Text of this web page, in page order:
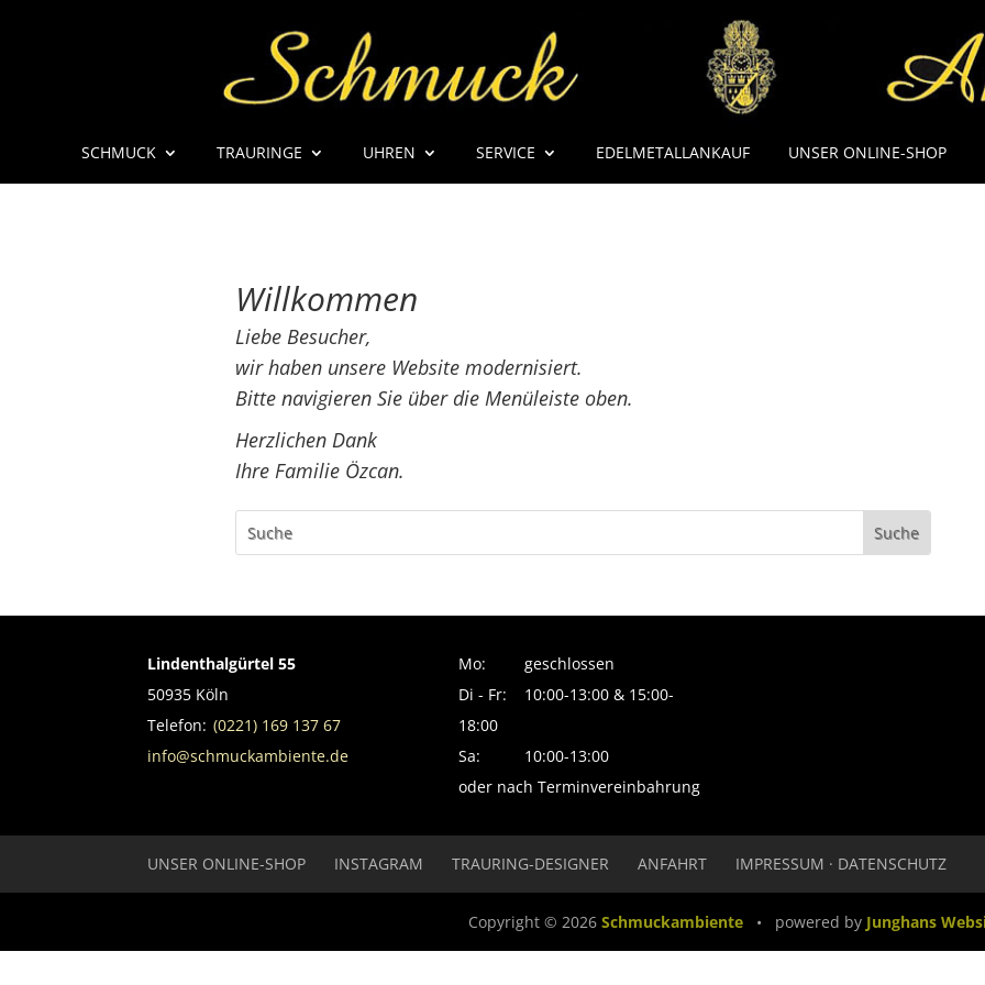
SCHMUCK TRAURINGE UHREN SERVICE EDELMETALLANKAUF UNSER ONLINE-SHOP
Willkommen
Liebe Besucher,
wir haben unsere Website modernisiert.
Bitte navigieren Sie über die Menüleiste oben.
Herzlichen Dank
Ihre Familie Özcan.
Lindenthalgürtel 55
50935 Köln
Telefon: (0221) 169 137 67
info@schmuckambiente.de
Mo:
geschlossen
Di - Fr:
10:00-13:00 & 15:00-
18:00
Sa:
10:00-13:00
oder nach Terminvereinbahrung
UNSER ONLINE-SHOP INSTAGRAM TRAURING-DESIGNER ANFAHRT IMPRESSUM · DATENSCHUTZ
Copyright © 2026 Schmuckambiente • powered by Junghans